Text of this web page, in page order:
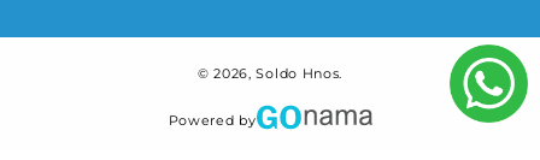
© 2026,Soldo Hnos.
Powered by